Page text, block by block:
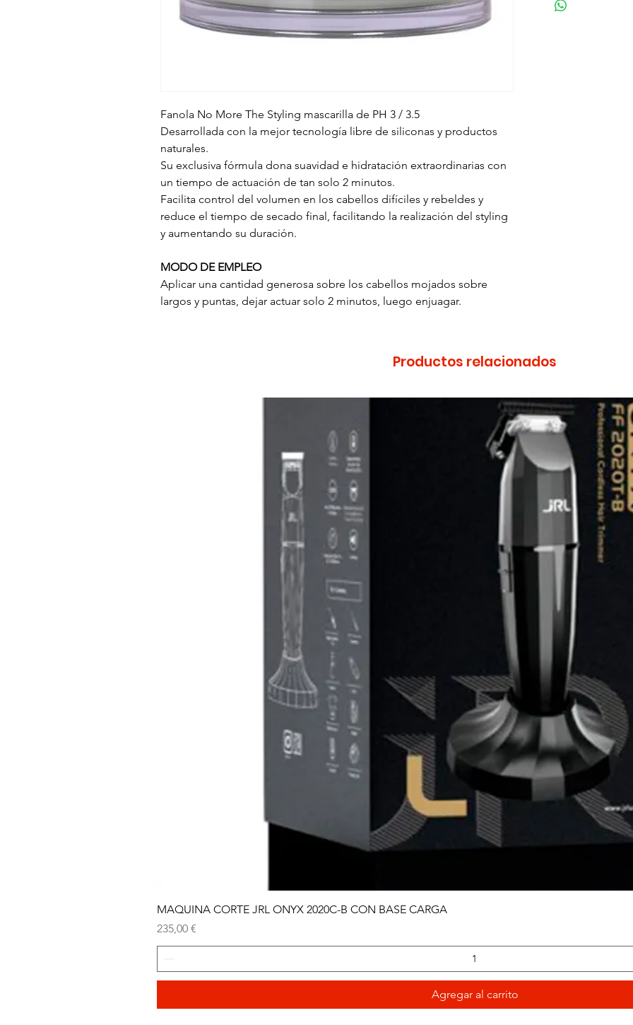
Fanola No More The Styling mascarilla de PH 3 / 3.5
Desarrollada con la mejor tecnología libre de siliconas y productos
naturales.
Su exclusiva fórmula dona suavidad e hidratación extraordinarias con
un tiempo de actuación de tan solo 2 minutos.
Facilita control del volumen en los cabellos difíciles y rebeldes y
reduce el tiempo de secado final, facilitando la realización del styling
y aumentando su duración.
MODO DE EMPLEO
Aplicar una cantidad generosa sobre los cabellos mojados sobre
largos y puntas, dejar actuar solo 2 minutos, luego enjuagar.
Productos relacionados
MAQUINA CORTE JRL ONYX 2020C-B CON BASE CARGA
Precio
235,00 €
Agregar al carrito